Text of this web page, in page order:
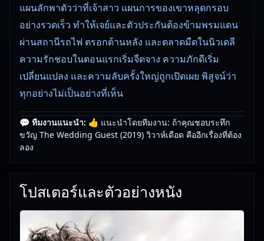
แผนลักพาตัวว่าที่เจ้าสาว แผนการของเขาหลุดกรอบ
อย่างรวดเร็ว ทำให้เจย์และตัวประกันต้องข้ามพรมแดน
ผ่านสถานีรถไฟ ตรอกด้านหลัง และตลาดมืดในนิวเดลี
ความรักชอบในตอนแรกเริ่มจืดจาง ความภักดีเริ่ม
เปลี่ยนแปลง และความลับครั้งใหญ่ถูกเปิดเผย พิสูจน์ว่า
ทุกอย่างไม่เป็นอย่างที่เห็น
🎥 อัปเดตโดยทีมงาน Free Movie 24— ตรวจสอบล่าสุด:
29/05/2026 |เกี่ยวกับเรา
💬 ทีมงานแนะนำ: 👍 แนะนำโดยทีมงาน: ถ้าคุณชอบระทึก
ขวัญ The Wedding Guest (2019) วิวาห์เดือด คืออีกเรื่องที่ต้อง
ลอง
โปสเตอร์และตัวอย่างหนัง